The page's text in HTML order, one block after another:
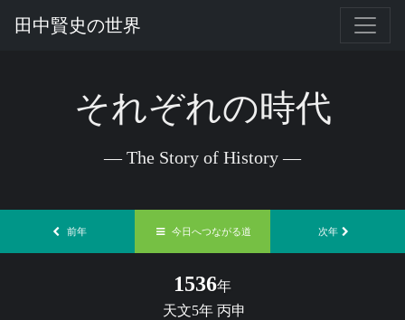
田中賢史の世界
それぞれの時代
— The Story of History —
前年 今日へつながる道 次年
1536年
天文5年 丙申